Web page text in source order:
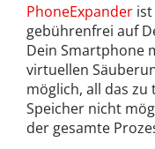
PhoneExpander
gebührenfrei auf
Dein Smartphone
virtuellen
möglich, all das
Speicher nicht
der gesamte